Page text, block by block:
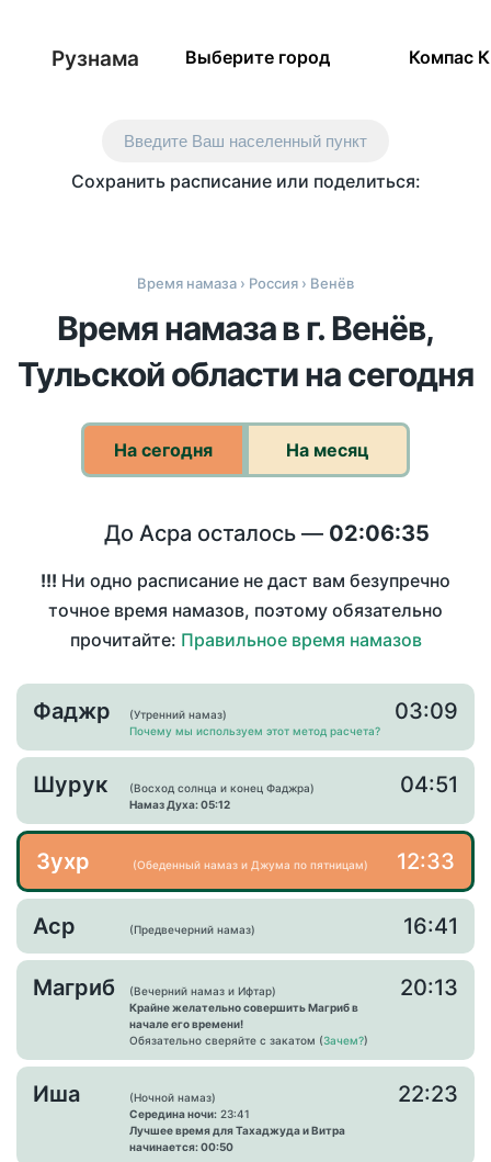
Рузнама Выберите город Компас
Введите Ваш населенный пункт
Сохранить расписание или поделиться:
Время намаза › Россия › Венёв
Время намаза в г. Венёв,
Тульской области на сегодня
На сегодня На месяц
До Асра осталось — 02:06:35
!!! Ни одно расписание не даст вам безупречно
точное время намазов, поэтому обязательно
прочитайте: Правильное время намазов
Фаджр
(Утренний намаз)
Почему мы используем этот метод расчета?
03:09
Шурук
(Восход солнца и конец Фаджра)
Намаз Духа: 05:12
04:51
Зухр (Обеденный намаз и Джума по пятницам) 12:33
Аср (Предвечерний намаз) 16:41
Магриб
(Вечерний намаз и Ифтар)
Крайне желательно совершить Магриб в
начале его времени!
Обязательно сверяйте с закатом (Зачем?)
20:13
Иша
(Ночной намаз)
Середина ночи: 23:41
Лучшее время для Тахаджуда и Витра
начинается: 00:50
22:23